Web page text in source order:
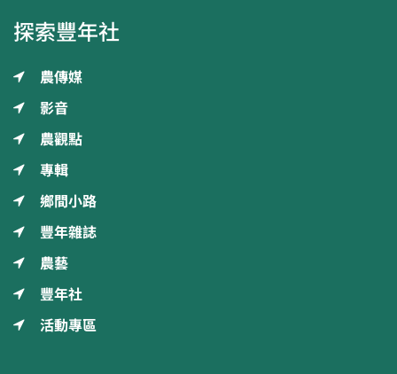
探索豐年社
農傳媒
影音
農觀點
專輯
鄉間小路
豐年雜誌
農藝
豐年社
活動專區